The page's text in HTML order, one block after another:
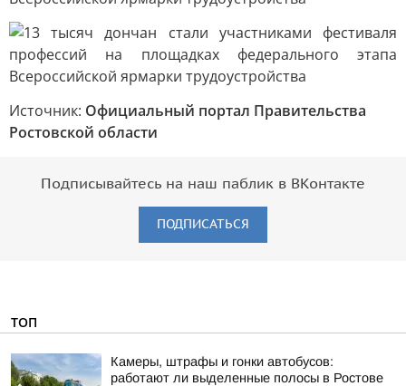
Источник: Официальный портал Правительства
Ростовской области
Подписывайтесь на наш паблик в ВКонтакте
ПОДПИСАТЬСЯ
ТОП
Камеры, штрафы и гонки автобусов:
работают ли выделенные полосы в Ростове